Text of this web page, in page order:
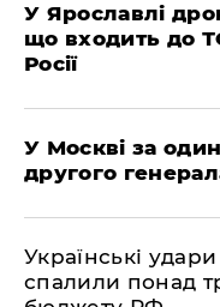
У Ярославлі
що входить до
Росії
​У Москві за
другого
​Українські
спалили понад